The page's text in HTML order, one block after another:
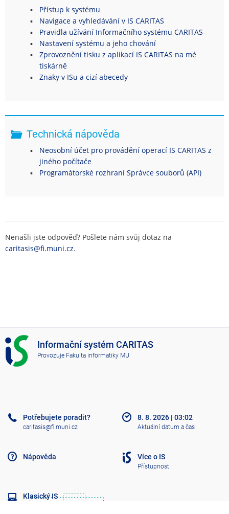
Přístup k systému
Navigace a vyhledávání v IS CARITAS
Pravidla užívání Informačního systému CARITAS
Nastavení systému a jeho chování
Zprovoznění tisku z aplikací IS CARITAS na mé
tiskárně
Znaky v ISu a cizí abecedy
Technická nápověda
Neosobní účet pro provádění operací IS CARITAS z
jiného počítače
Programátorské rozhraní Správce souborů (API)
Nenašli jste odpověď? Pošlete nám svůj dotaz na
caritasis@fi.muni.cz.
I
S
C
A
Informační systém CARITAS
Provozuje Fakulta informatiky MU
Potřebujete poradit?
caritasis@fi.muni.cz
Nápověda
Klasický IS
8. 8. 2026 | 03:02
Aktuální datum a čas
Více o IS
Přístupnost